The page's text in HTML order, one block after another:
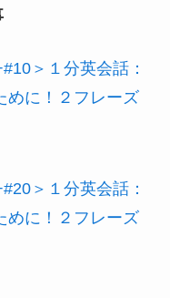
＞１分英会話：
めに！２フレーズ
＞１分英会話：
めに！２フレーズ